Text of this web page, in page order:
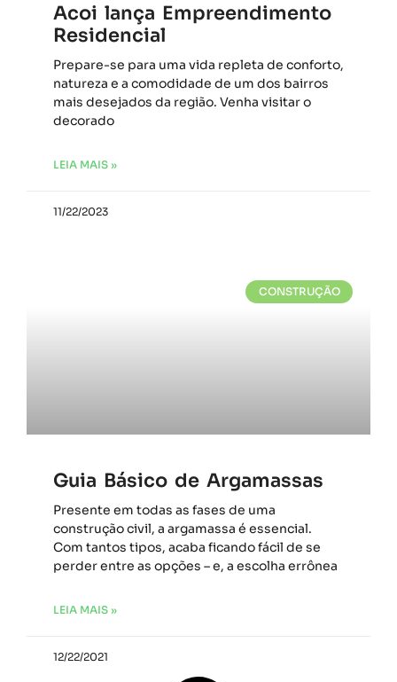
Acoi lança Empreendimento
Residencial
Prepare-se para uma vida repleta de conforto,
natureza e a comodidade de um dos bairros
mais desejados da região. Venha visitar o
decorado
LEIA MAIS »
11/22/2023
CONSTRUÇÃO
Guia Básico de Argamassas
Presente em todas as fases de uma
construção civil, a argamassa é essencial.
Com tantos tipos, acaba ficando fácil de se
perder entre as opções – e, a escolha errônea
LEIA MAIS »
12/22/2021